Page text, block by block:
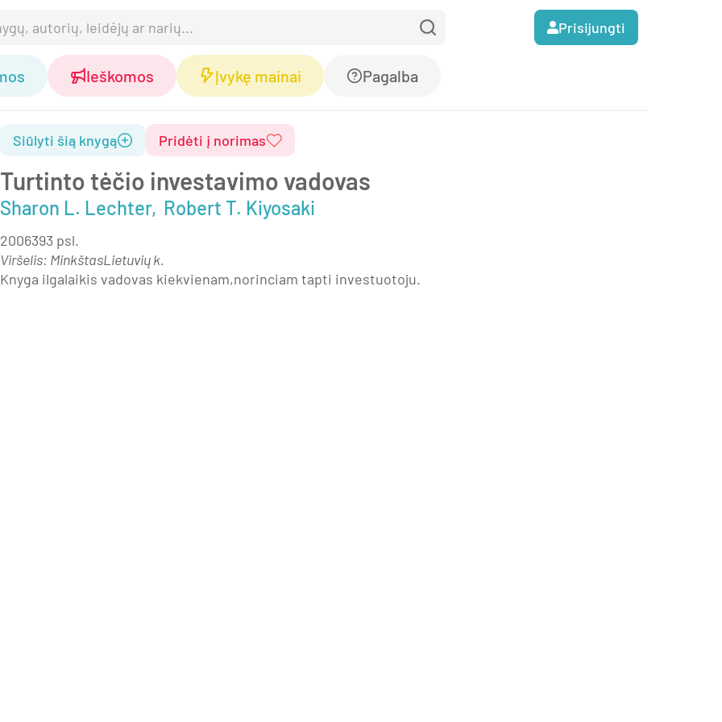
Prisijungti
Ieškomos Įvykę mainai Pagalba
Turtinto tėčio investavimo vadovas
Sharon L. Lechter Robert T. Kiyosaki
Siūlyti šią knygą Pridėti į norimas
2006393 psl.
Viršelis: MinkštasLietuvių k.
Knyga ilgalaikis vadovas kiekvienam,norinciam tapti investuotoju.